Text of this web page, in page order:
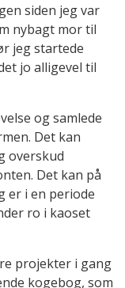
siden jeg var
nybagt mor til
jeg startede
jo alligevel til
og samlede
Det kan
overskud
Det kan på
er i en periode
ro i kaoset
projekter i gang
kogebog, som